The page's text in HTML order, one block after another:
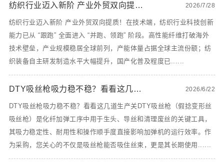
纺织行业迈入新阶 产业外贸双向提质！ 2026/7/28
纺织行业迈入新阶 产业外贸双向提质！在技术端，纺织行业科技创新
能力已从 “跟跑” 全面进入 “并跑、领跑” 阶段。高性能纤维打破海外
技术壁垒，产业规模稳居全球前列，产能体量占据全球主流份额；纺
织装备自主研发制造水平大幅提升，国产化普及程度已......
DTY吸丝枪吸力稳不稳？看看这几道生产关 2026/6/22
DTY吸丝枪吸力稳不稳？看看这几道生产关DTY吸丝枪（假捻变形丝
吸丝枪）是化纤加弹工序中用于生头、导丝和清理废丝的关键工具，
其吸力稳定性、耐用性和操作顺手度直接影响加弹机的运行效率。作
为采购，您关心的不仅是吸丝枪能否吸住丝束，更是其长期使用......